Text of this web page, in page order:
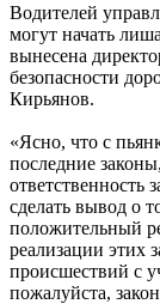
Водителей
могут начать
вынесена
безопасности
Кирьянов.
«Ясно, что с
последние
сделать вывод о
положительный
реализации этих
происшествий с
пожалуйста,